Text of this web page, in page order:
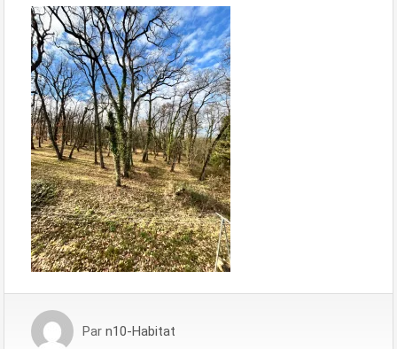
Par n10-Habitat